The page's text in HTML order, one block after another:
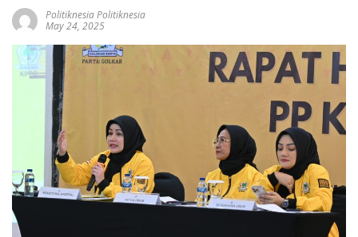
Politiknesia Politiknesia
May 24, 2025